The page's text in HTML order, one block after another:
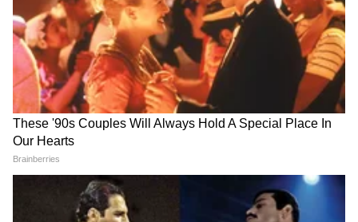
टाटा सफारीवर ₹45,000 पर्यंतची सूट
टाटा हॅरियरप्रमाणेच, सफारीवरही ₹45,000 पर्यंतची सूट
मिळत आहे. यामध्ये ₹10,000 च्या थेट डिस्काउंटचा
समावेश आहे. याशिवाय, ₹25,000 चा एक्सचेंज बोनस
आणि ₹35,000 पर्यंतचा स्क्रॅपेज डिस्काउंटही या ऑफरचा
भाग आहे.